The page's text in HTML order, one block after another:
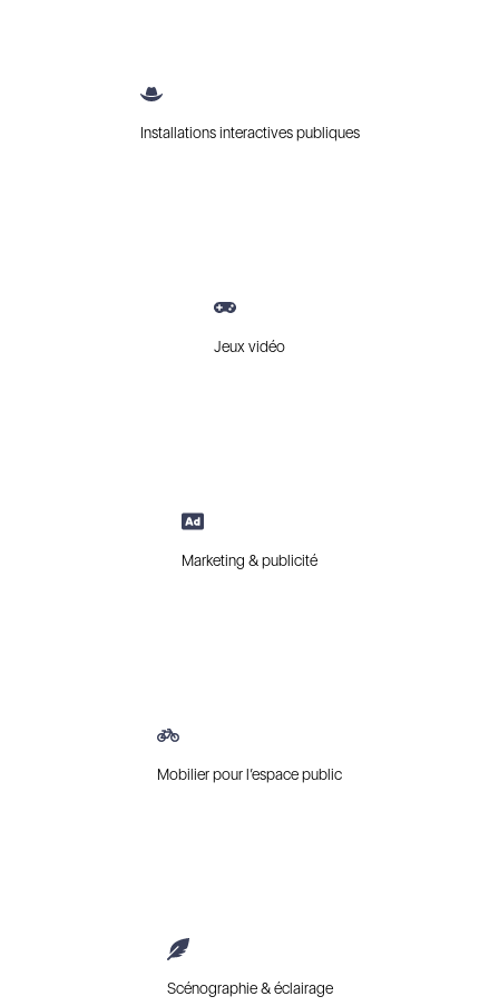
Installations interactives publiques
Jeux vidéo
Marketing & publicité
Mobilier pour l’espace public
Scénographie & éclairage